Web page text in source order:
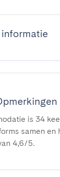
is 34
samen en
4,6/5.